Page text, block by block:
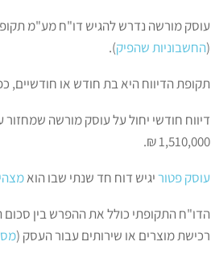
עוסק מורשה נדרש להגיש דו"ח מע"מ
(החשבוניות שהפיק).
תקופת הדיווח היא בת חודש או חודשיים,
1,510,000 ₪.
עוסק פטוריגיש דוח חד שנתי שבו הוא
הדו"ח התקופתי כולל את ההפרש בין
רכישת מוצרים או שירותים עבור העסק (